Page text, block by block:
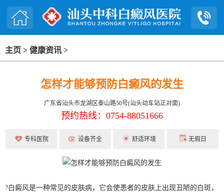
主页 > 健康资讯 >
怎样才能够预防白癜风的发生
广东省汕头市龙湖区泰山路50号(汕头动车站正对面)
预约热线：0754-88051666
专科医院 设备齐全 舒适环境 无假日
?白癜风是一种常见的皮肤病，它会使患者的皮肤上出现丑陋的白斑，